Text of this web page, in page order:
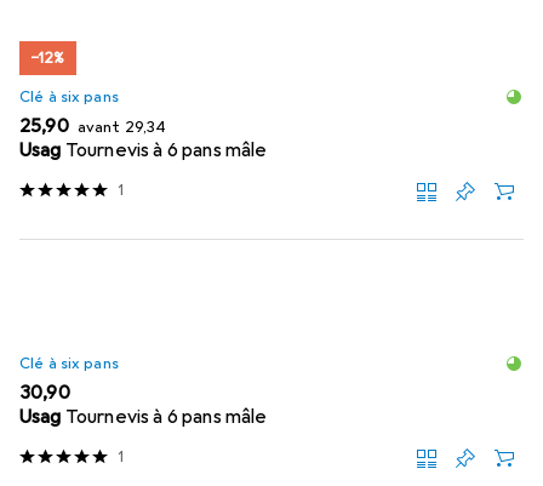
−12%
Clé à six pans
EUR
25,90 avant EUR
29,34
Usag Tournevis à 6 pans mâle
1
Clé à six pans
EUR
30,90
Usag Tournevis à 6 pans mâle
1